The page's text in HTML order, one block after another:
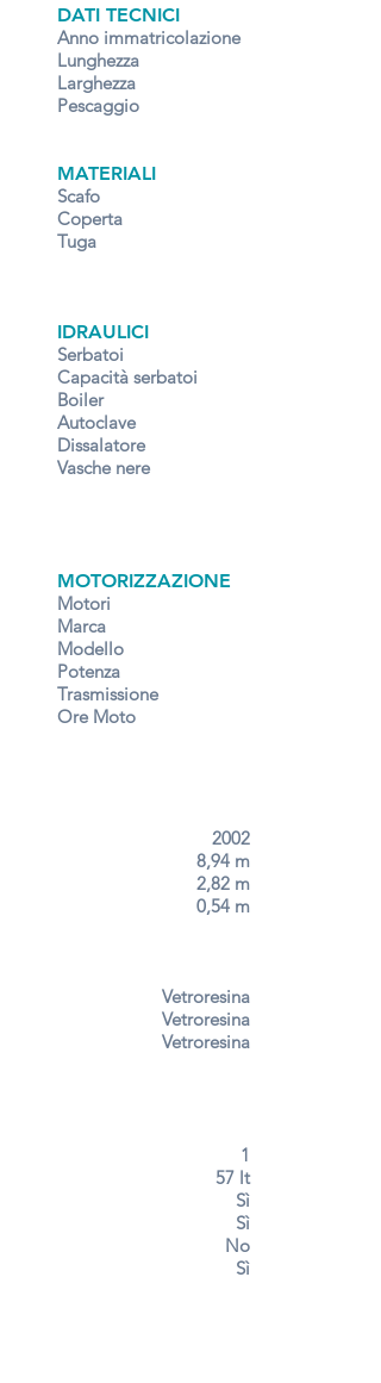
DATI TECNICI
Anno immatricolazione
Lunghezza
Larghezza
Pescaggio
MATERIALI
Scafo
Coperta
Tuga
IDRAULICI
Serbatoi
Capacità serbatoi
Boiler
Autoclave
Dissalatore
Vasche nere
MOTORIZZAZIONE
Motori
Marca
Modello
Potenza
Trasmissione
Ore Moto
2002
8,94 m
2,82 m
0,54 m
Vetroresina
Vetroresina
Vetroresina
1
57 lt
Sì
Sì
No
Sì